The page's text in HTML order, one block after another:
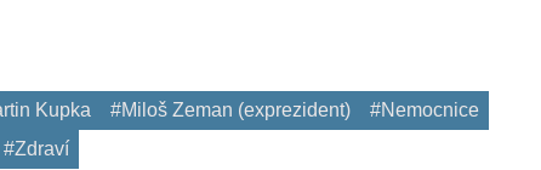
Kupka #Miloš Zeman (exprezident)
#Nemocnice
#Zdraví